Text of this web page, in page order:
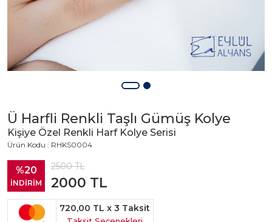
Ü Harfli Renkli Taşlı Gümüş Kolye
Kişiye Özel Renkli Harf Kolye Serisi
Ürün Kodu : RHKS0004
%20
İNDİRİM
2500TL
2000 TL
720,00 TL x 3 Taksit